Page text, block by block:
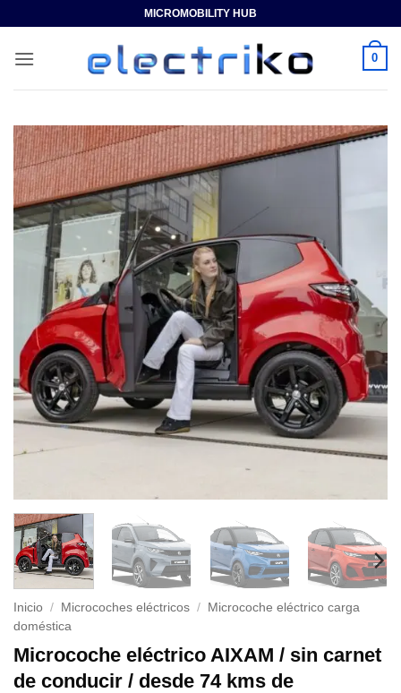
contenido
MICROMOBILITY HUB
0
Inicio / Microcoches eléctricos /
Microcoche eléctrico carga
doméstica
Microcoche eléctrico AIXAM / sin carnet
de conducir / desde 74 kms de